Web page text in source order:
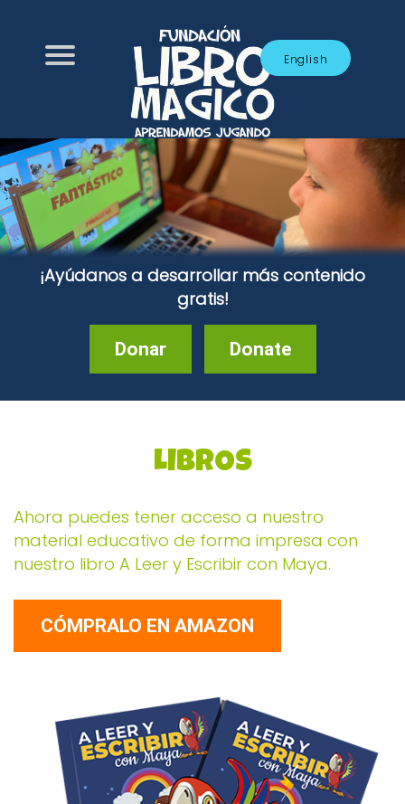
English
¡Ayúdanos a desarrollar más contenido
gratis!
Donar Donate
LIBROS
Ahora puedes tener acceso a nuestro
material educativo de forma impresa con
nuestro libro A Leer y Escribir con Maya.
CÓMPRALO EN AMAZON